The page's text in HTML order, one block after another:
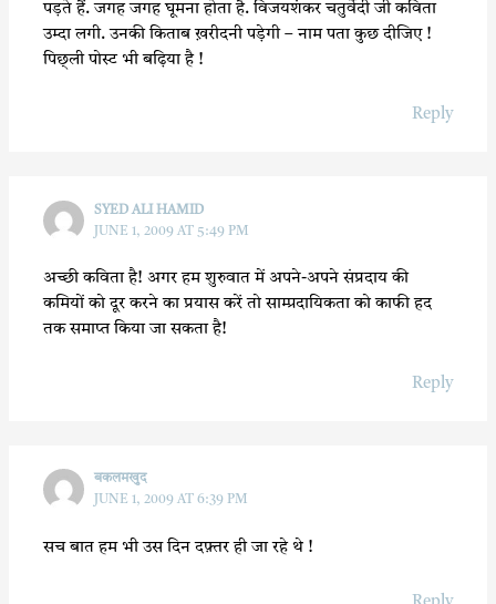
पड़ते हैं. जगह जगह घूमना होता है. विजयशंकर चतुर्वेदी जी कविता
उम्दा लगी. उनकी किताब ख़रीदनी पड़ेगी – नाम पता कुछ दीजिए !
पिछ्ली पोस्ट भी बढ़िया है !
Reply
SYED ALI HAMID
JUNE 1, 2009 AT 5:49 PM
अच्छी कविता है! अगर हम शुरुवात में अपने-अपने संप्रदाय की
कमियों को दूर करने का प्रयास करें तो साम्प्रदायिकता को काफी हद
तक समाप्त किया जा सकता है!
Reply
बकलमखुद
JUNE 1, 2009 AT 6:39 PM
सच बात हम भी उस दिन दफ़्तर ही जा रहे थे !